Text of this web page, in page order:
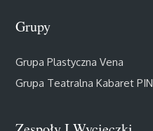
Grupy
Grupa Plastyczna Vena
Grupa Teatralna Kabaret PIN